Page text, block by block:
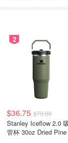
2
$36.75 $70.00
Stanley Iceflow 2.0 吸
管杯 30oz Dried Pine